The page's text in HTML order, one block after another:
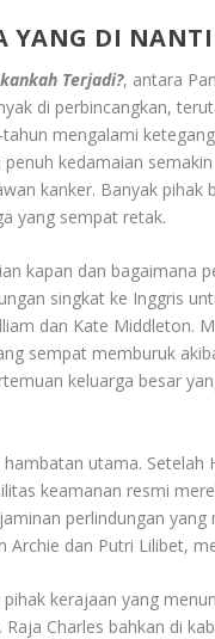
YANG DI
Terjadi?, antara
di perbincangkan,
mengalami
kedamaian
kanker. Banyak
yang sempat retak.
kapan dan bagaimana
singkat ke Inggris
dan Kate Middleton.
sempat memburuk
keluarga besar
utama.
keamanan resmi
perlindungan
Archie dan Putri Lilibet,
kerajaan yang
Charles bahkan di